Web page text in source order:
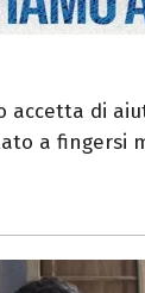
accetta di
a fingersi